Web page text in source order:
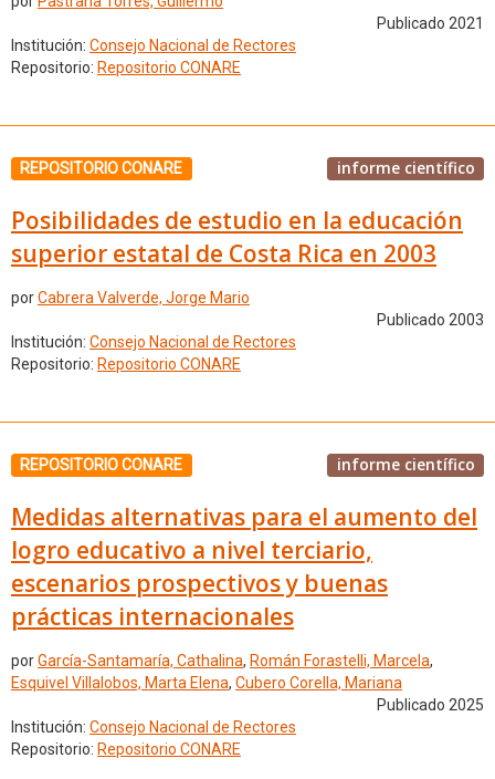
Publicado 2021
Institución: Consejo Nacional de Rectores
Repositorio: Repositorio CONARE
REPOSITORIO CONARE informe científico
Posibilidades de estudio en la educación
superior estatal de Costa Rica en 2003
porCabrera Valverde, Jorge Mario
Publicado 2003
Institución: Consejo Nacional de Rectores
Repositorio: Repositorio CONARE
REPOSITORIO CONARE informe científico
Medidas alternativas para el aumento del
logro educativo a nivel terciario,
escenarios prospectivos y buenas
prácticas internacionales
porGarcía-Santamaría, Cathalina, Román Forastelli, Marcela,
Esquivel Villalobos, Marta Elena, Cubero Corella, Mariana
Publicado 2025
Institución: Consejo Nacional de Rectores
Repositorio: Repositorio CONARE